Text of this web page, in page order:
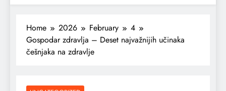
Home 2026 February
4
Gospodar zdravlja – Deset najvažnijih učinaka
češnjaka na zdravlje